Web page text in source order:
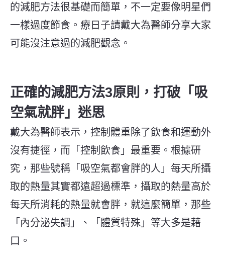
的減肥方法很基礎而簡單，不一定要像明星們
一樣過度節食。療日子請戴大為醫師分享大家
可能沒注意過的減肥觀念。
正確的減肥方法3原則，打破「吸
空氣就胖」迷思
戴大為醫師表示，控制體重除了飲食和運動外
沒有捷徑，而「控制飲食」最重要。根據研
究，那些號稱「吸空氣都會胖的人」每天所攝
取的熱量其實都遠超過標準，攝取的熱量高於
每天所消耗的熱量就會胖，就這麼簡單，那些
「內分泌失調」、「體質特殊」等大多是藉
口。